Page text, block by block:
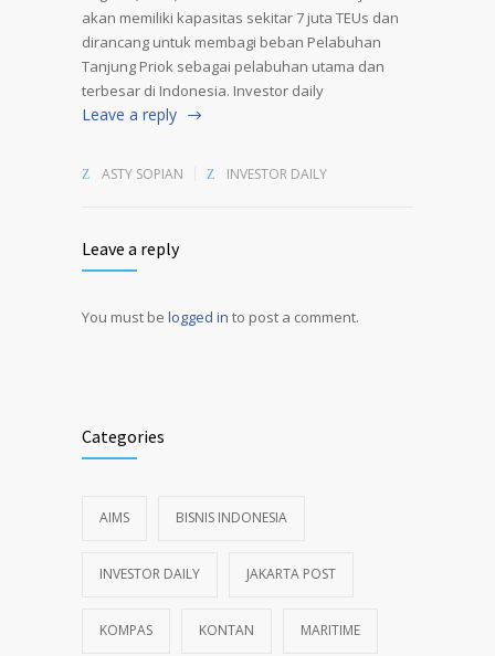
akan memiliki kapasitas sekitar 7 juta TEUs dan
dirancang untuk membagi beban Pelabuhan
Tanjung Priok sebagai pelabuhan utama dan
terbesar di Indonesia. Investor daily
Leave a reply
ASTY SOPIAN INVESTOR DAILY
Leave a reply
You must be logged in to post a comment.
Categories
AIMS BISNIS INDONESIA
INVESTOR DAILY JAKARTA POST
KOMPAS KONTAN MARITIME